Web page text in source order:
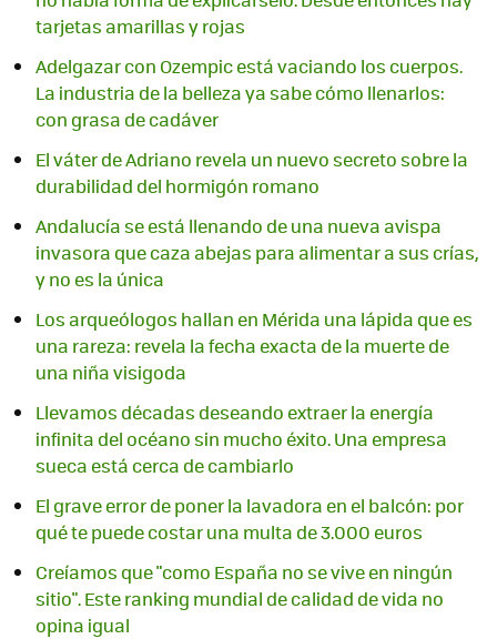
tarjetas amarillas y rojas
Adelgazar con Ozempic está vaciando los cuerpos.
La industria de la belleza ya sabe cómo llenarlos:
con grasa de cadáver
El váter de Adriano revela un nuevo secreto sobre la
durabilidad del hormigón romano
Andalucía se está llenando de una nueva avispa
invasora que caza abejas para alimentar a sus crías,
y no es la única
Los arqueólogos hallan en Mérida una lápida que es
una rareza: revela la fecha exacta de la muerte de
una niña visigoda
Llevamos décadas deseando extraer la energía
infinita del océano sin mucho éxito. Una empresa
sueca está cerca de cambiarlo
El grave error de poner la lavadora en el balcón: por
qué te puede costar una multa de 3.000 euros
Creíamos que "como España no se vive en ningún
sitio". Este ranking mundial de calidad de vida no
opina igual